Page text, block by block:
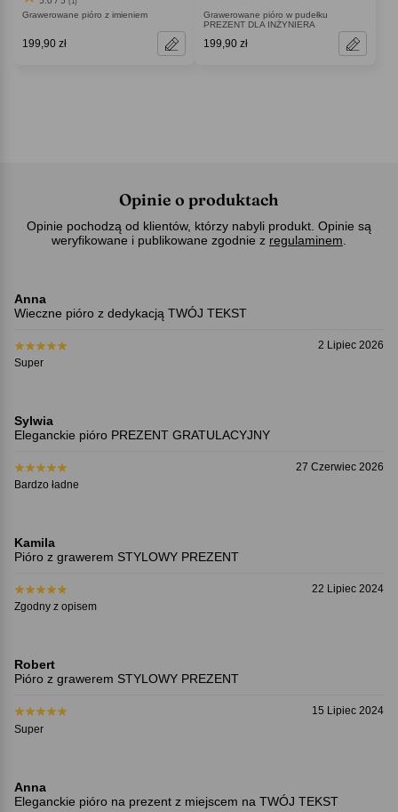
Grawerowane pióro z imieniem
199,90 zł
Grawerowane pióro w pudełku
PREZENT DLA INŻYNIERA
199,90 zł
Opinie o produktach
Opinie pochodzą od klientów, którzy nabyli produkt. Opinie są
weryfikowane i publikowane zgodnie z regulaminem
Wieczne pióro z dedykacją TWÓJ TEKST
Anna
2 Lipiec 2026
Super
Eleganckie pióro PREZENT GRATULACYJNY
Sylwia
27 Czerwiec 2026
Bardzo ładne
Pióro z grawerem STYLOWY PREZENT
Kamila
22 Lipiec 2024
Zgodny z opisem
Pióro z grawerem STYLOWY PREZENT
Robert
15 Lipiec 2024
Super
Eleganckie pióro na prezent z miejscem na TWÓJ TEKST
Anna